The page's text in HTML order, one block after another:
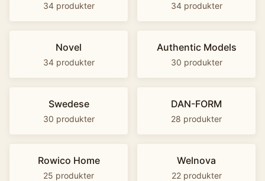
34 produkter 34 produkter
Novel
34 produkter
Authentic Models
30 produkter
Swedese
30 produkter
DAN-FORM
28 produkter
Rowico Home
25 produkter
Welnova
22 produkter